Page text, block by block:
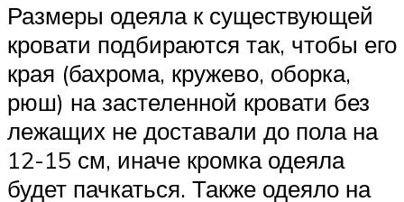
Размеры одеяла к существующей
кровати подбираются так, чтобы его
края (бахрома, кружево, оборка,
рюш) на застеленной кровати без
лежащих не доставали до пола на
12-15 см, иначе кромка одеяла
будет пачкаться. Также одеяло на